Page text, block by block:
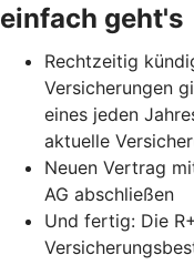
einfach geht's
Rechtzeitig
Versicherungen
eines jeden
aktuelle
Neuen Vertrag
AG abschließen
Und fertig: Die